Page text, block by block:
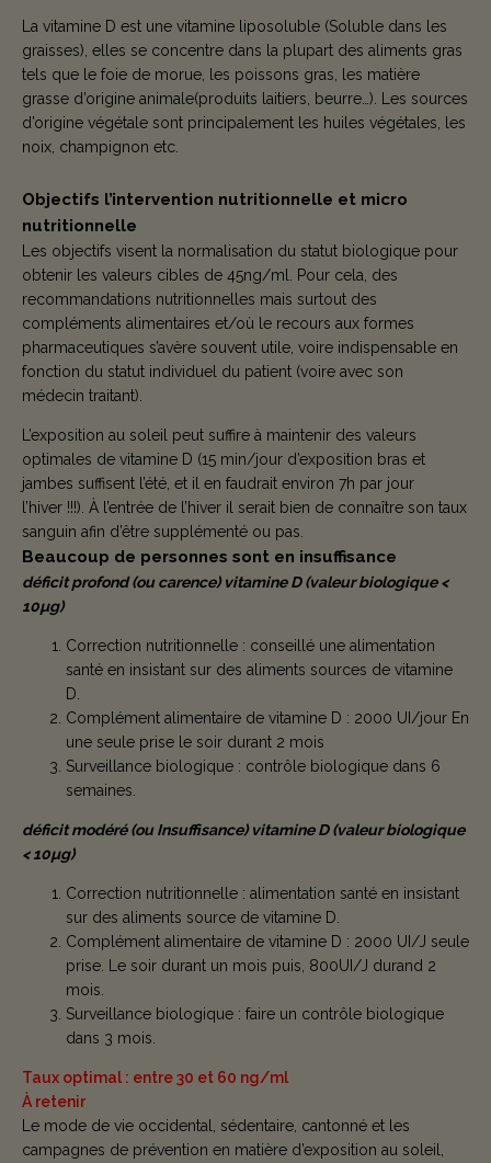
La vitamine D est une vitamine liposoluble (Soluble dans les
graisses), elles se concentre dans la plupart des aliments gras
tels que le foie de morue, les poissons gras, les matière
grasse d’origine animale(produits laitiers, beurre…). Les sources
d’origine végétale sont principalement les huiles végétales, les
noix, champignon etc.
Objectifs l’intervention nutritionnelle et micro
nutritionnelle
Les objectifs visent la normalisation du statut biologique pour
obtenir les valeurs cibles de 45ng/ml. Pour cela, des
recommandations nutritionnelles mais surtout des
compléments alimentaires et/où le recours aux formes
pharmaceutiques s’avère souvent utile, voire indispensable en
fonction du statut individuel du patient (voire avec son
médecin traitant).
L’exposition au soleil peut suffire à maintenir des valeurs
optimales de vitamine D (15 min/jour d’exposition bras et
jambes suffisent l’été, et il en faudrait environ 7h par jour
l’hiver !!!). À l’entrée de l’hiver il serait bien de connaître son taux
sanguin afin d’être supplémenté ou pas.
Beaucoup de personnes sont en insuffisance
déficit profond (ou carence) vitamine D (valeur biologique <
10µg)
Correction nutritionnelle : conseillé une alimentation
santé en insistant sur des aliments sources de vitamine
D.
Complément alimentaire de vitamine D : 2000 UI/jour En
une seule prise le soir durant 2 mois
Surveillance biologique : contrôle biologique dans 6
semaines.
déficit modéré (ou Insuffisance) vitamine D (valeur biologique
< 10µg)
Correction nutritionnelle : alimentation santé en insistant
sur des aliments source de vitamine D.
Complément alimentaire de vitamine D : 2000 UI/J seule
prise. Le soir durant un mois puis, 800UI/J durand 2
mois.
Surveillance biologique : faire un contrôle biologique
dans 3 mois.
Taux optimal : entre 30 et 60 ng/ml
À retenir
Le mode de vie occidental, sédentaire, cantonné et les
campagnes de prévention en matière d’exposition au soleil,